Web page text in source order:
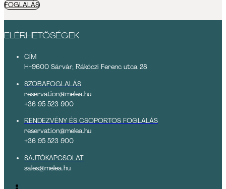
FOGLALÁS
ELÉRHETŐSÉGEK
CÍM
H-9600 Sárvár, Rákóczi Ferenc utca 28
SZOBAFOGLALÁS
reservation@melea.hu
+36 95 523 900
RENDEZVÉNY ÉS CSOPORTOS FOGLALÁS
reservation@melea.hu
+36 95 523 900
SAJTÓKAPCSOLAT
sales@melea.hu